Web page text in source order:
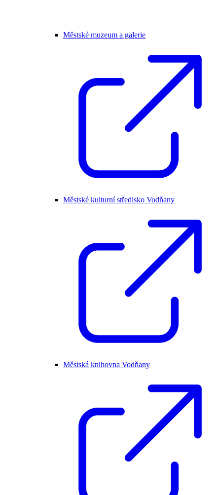
Městské muzeum a galerie
Městské kulturní středisko Vodňany
Městská knihovna Vodňany